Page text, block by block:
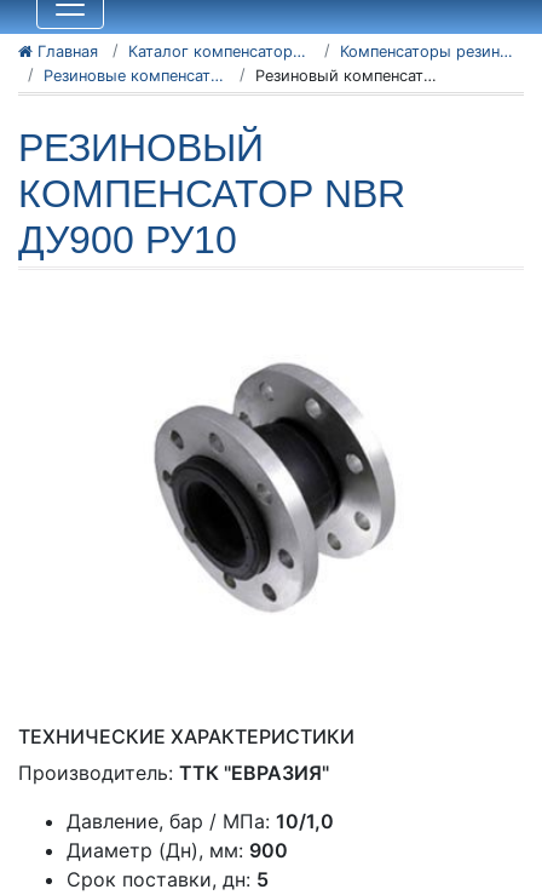
Главная Каталог компенсаторов
Компенсаторы резиновые антивибрационные
Резиновые компенсаторы NBR
Резиновый компенсатор NBR Ду900 Ру10
РЕЗИНОВЫЙ
КОМПЕНСАТОР NBR
ДУ900 РУ10
ТЕХНИЧЕСКИЕ ХАРАКТЕРИСТИКИ
Производитель: ТТК "ЕВРАЗИЯ"
Давление, бар / МПа: 10/1,0
Диаметр (Дн), мм: 900
Срок поставки, дн: 5